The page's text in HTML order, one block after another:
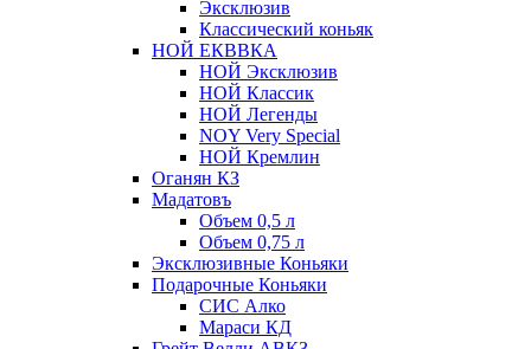
Эксклюзив
Классический коньяк
НОЙ ЕКВВКА
НОЙ Эксклюзив
НОЙ Классик
НОЙ Легенды
NOY Very Speсial
НОЙ Кремлин
Оганян КЗ
Мадатовъ
Объем 0,5 л
Объем 0,75 л
Эксклюзивные Коньяки
Подарочные Коньяки
СИС Алко
Мараси КД